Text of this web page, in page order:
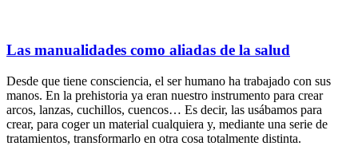
Las manualidades como aliadas de la salud
Desde que tiene consciencia, el ser humano ha trabajado con sus
manos. En la prehistoria ya eran nuestro instrumento para crear
arcos, lanzas, cuchillos, cuencos… Es decir, las usábamos para
crear, para coger un material cualquiera y, mediante una serie de
tratamientos, transformarlo en otra cosa totalmente distinta.